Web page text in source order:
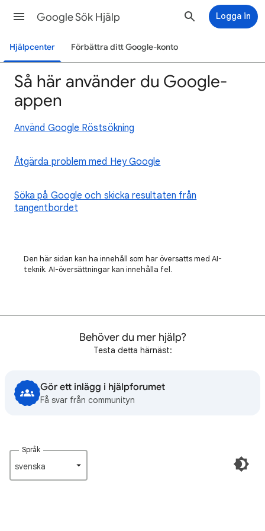
Google Sök Hjälp Logga in
Hjälpcenter Förbättra ditt Google-konto
Så här använder du Google-
appen
Använd Google Röstsökning
Åtgärda problem med Hey Google
Söka på Google och skicka resultaten från
tangentbordet
Den här sidan kan ha innehåll som har översatts med AI-
teknik. AI-översättningar kan innehålla fel.
Behöver du mer hjälp?
Testa detta härnäst:
Gör ett inlägg i hjälpforumet
Få svar från communityn
Språk
svenska‎